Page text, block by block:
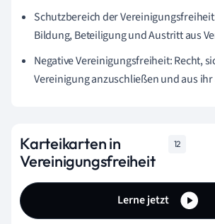
Schutzbereich der
Bildung, Beteiligung und Austritt aus
Negative Vereinigungsfreiheit: Recht,
Vereinigung anzuschließen und aus
Karteikarten in
Vereinigungsfreiheit
12
Lerne jetzt